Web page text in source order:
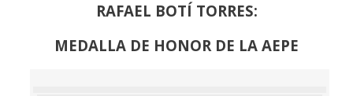
RAFAEL BOTÍ TORRES:
MEDALLA DE HONOR DE LA AEPE